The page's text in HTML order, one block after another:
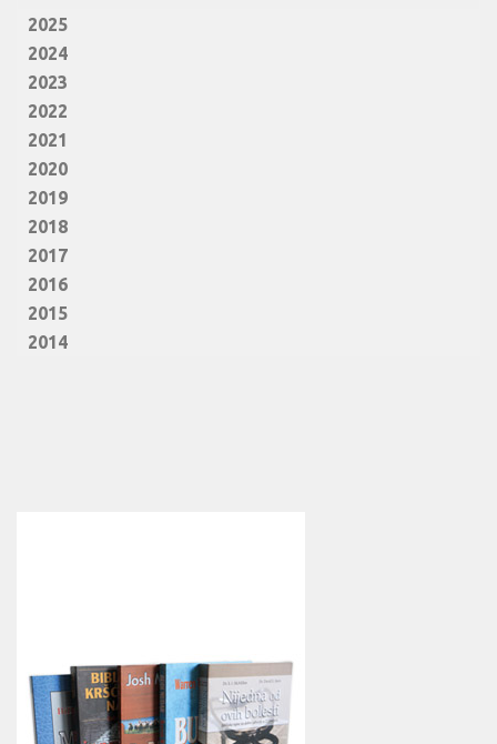
2025
2024
2023
2022
2021
2020
2019
2018
2017
2016
2015
2014